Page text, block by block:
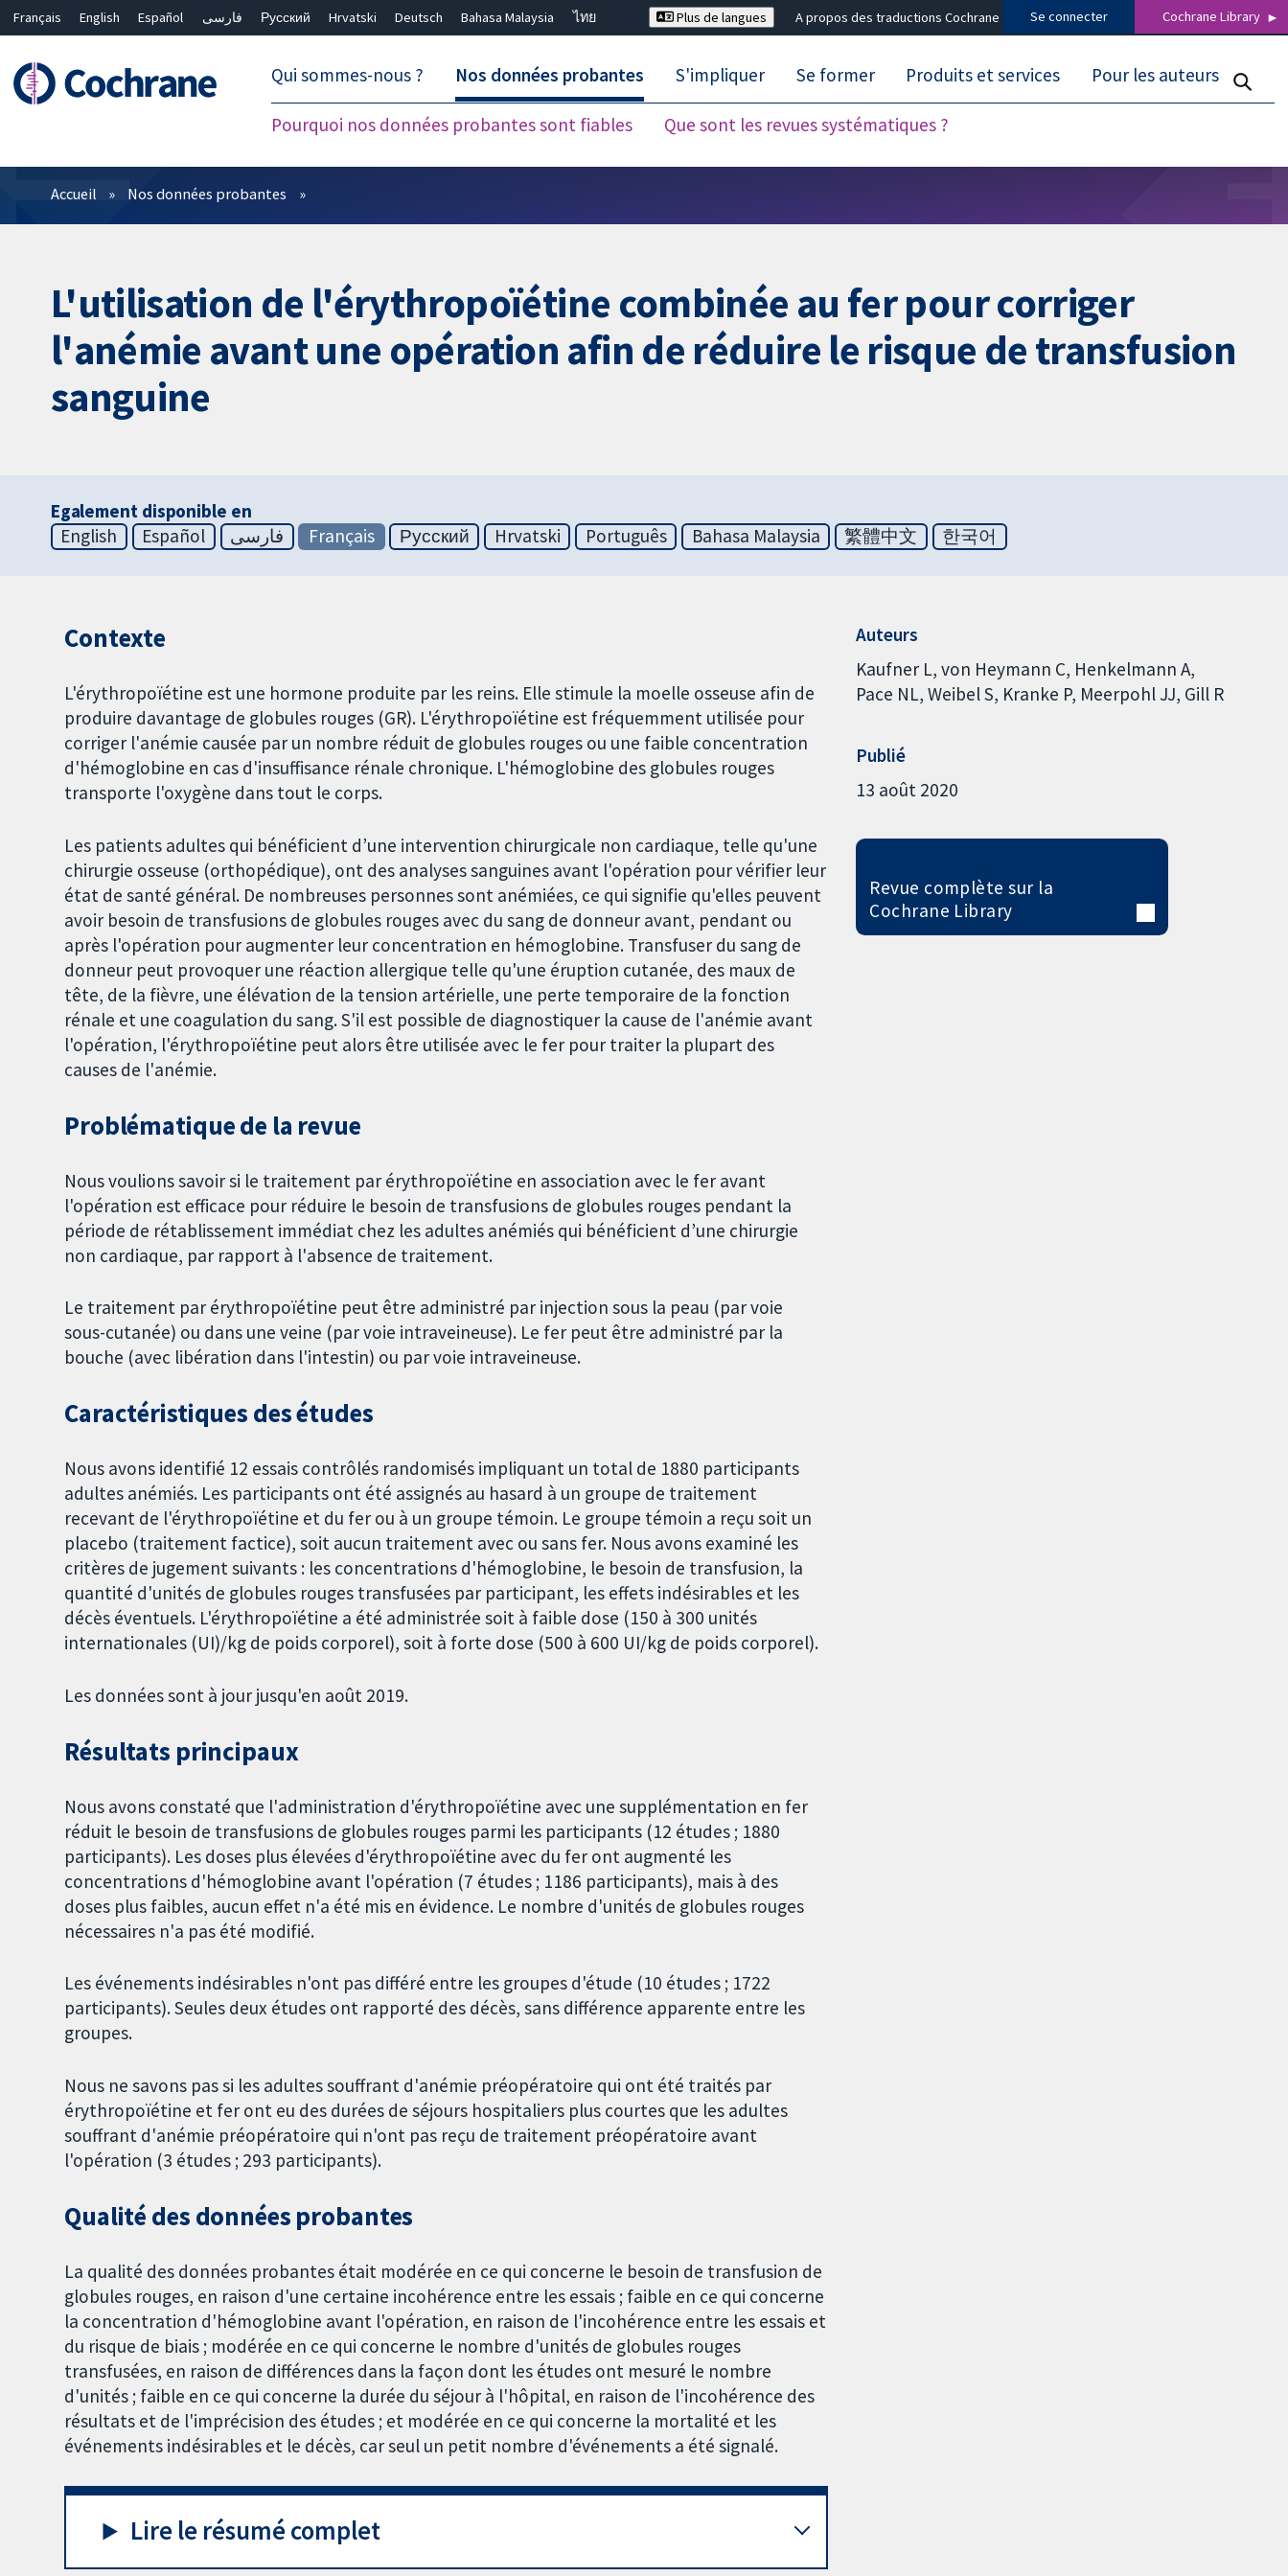
Français English Español فارسی Русский Hrvatski Deutsch Bahasa Malaysia
ไทย
Plus de langues A propos des traductions Cochrane Se connecter Cochrane Library
Qui sommes-nous ? Nos données probantes
Pourquoi nos données probantes sont fiables Que sont les revues systématiques ?
S'impliquer Se former Produits et services Pour les auteurs
Filtres
Accueil Nos données probantes
L'utilisation de l'érythropoïétine combinée au fer pour corriger
l'anémie avant une opération afin de réduire le risque de transfusion
sanguine
Egalement disponible en
English
Español فارسی Français Русский Hrvatski Português Bahasa Malaysia 繁體中文 한국어
Contexte
L'érythropoïétine est une hormone produite par les reins. Elle stimule la moelle osseuse afin de
produire davantage de globules rouges (GR). L'érythropoïétine est fréquemment utilisée pour
corriger l'anémie causée par un nombre réduit de globules rouges ou une faible concentration
d'hémoglobine en cas d'insuffisance rénale chronique. L'hémoglobine des globules rouges
transporte l'oxygène dans tout le corps.
Les patients adultes qui bénéficient d’une intervention chirurgicale non cardiaque, telle qu'une
chirurgie osseuse (orthopédique), ont des analyses sanguines avant l'opération pour vérifier leur
état de santé général. De nombreuses personnes sont anémiées, ce qui signifie qu'elles peuvent
avoir besoin de transfusions de globules rouges avec du sang de donneur avant, pendant ou
après l'opération pour augmenter leur concentration en hémoglobine. Transfuser du sang de
donneur peut provoquer une réaction allergique telle qu'une éruption cutanée, des maux de
tête, de la fièvre, une élévation de la tension artérielle, une perte temporaire de la fonction
rénale et une coagulation du sang. S'il est possible de diagnostiquer la cause de l'anémie avant
l'opération, l'érythropoïétine peut alors être utilisée avec le fer pour traiter la plupart des
causes de l'anémie.
Problématique de la revue
Nous voulions savoir si le traitement par érythropoïétine en association avec le fer avant
l'opération est efficace pour réduire le besoin de transfusions de globules rouges pendant la
période de rétablissement immédiat chez les adultes anémiés qui bénéficient d’une chirurgie
non cardiaque, par rapport à l'absence de traitement.
Le traitement par érythropoïétine peut être administré par injection sous la peau (par voie
sous-cutanée) ou dans une veine (par voie intraveineuse). Le fer peut être administré par la
bouche (avec libération dans l'intestin) ou par voie intraveineuse.
Caractéristiques des études
Nous avons identifié 12 essais contrôlés randomisés impliquant un total de 1880 participants
adultes anémiés. Les participants ont été assignés au hasard à un groupe de traitement
recevant de l'érythropoïétine et du fer ou à un groupe témoin. Le groupe témoin a reçu soit un
placebo (traitement factice), soit aucun traitement avec ou sans fer. Nous avons examiné les
critères de jugement suivants : les concentrations d'hémoglobine, le besoin de transfusion, la
quantité d'unités de globules rouges transfusées par participant, les effets indésirables et les
décès éventuels. L'érythropoïétine a été administrée soit à faible dose (150 à 300 unités
internationales (UI)/kg de poids corporel), soit à forte dose (500 à 600 UI/kg de poids corporel).
Les données sont à jour jusqu'en août 2019.
Résultats principaux
Nous avons constaté que l'administration d'érythropoïétine avec une supplémentation en fer
réduit le besoin de transfusions de globules rouges parmi les participants (12 études ; 1880
participants). Les doses plus élevées d'érythropoïétine avec du fer ont augmenté les
concentrations d'hémoglobine avant l'opération (7 études ; 1186 participants), mais à des
doses plus faibles, aucun effet n'a été mis en évidence. Le nombre d'unités de globules rouges
nécessaires n'a pas été modifié.
Les événements indésirables n'ont pas différé entre les groupes d'étude (10 études ; 1722
participants). Seules deux études ont rapporté des décès, sans différence apparente entre les
groupes.
Nous ne savons pas si les adultes souffrant d'anémie préopératoire qui ont été traités par
érythropoïétine et fer ont eu des durées de séjours hospitaliers plus courtes que les adultes
souffrant d'anémie préopératoire qui n'ont pas reçu de traitement préopératoire avant
l'opération (3 études ; 293 participants).
Qualité des données probantes
La qualité des données probantes était modérée en ce qui concerne le besoin de transfusion de
globules rouges, en raison d'une certaine incohérence entre les essais ; faible en ce qui concerne
la concentration d'hémoglobine avant l'opération, en raison de l'incohérence entre les essais et
du risque de biais ; modérée en ce qui concerne le nombre d'unités de globules rouges
transfusées, en raison de différences dans la façon dont les études ont mesuré le nombre
d'unités ; faible en ce qui concerne la durée du séjour à l'hôpital, en raison de l'incohérence des
résultats et de l'imprécision des études ; et modérée en ce qui concerne la mortalité et les
événements indésirables et le décès, car seul un petit nombre d'événements a été signalé.
Lire le résumé complet
Auteurs
Kaufner L von Heymann C Henkelmann A
Pace NL Weibel S Kranke P Meerpohl JJ Gill R
Publié
13 août 2020
Revue complète sur la
Cochrane Library